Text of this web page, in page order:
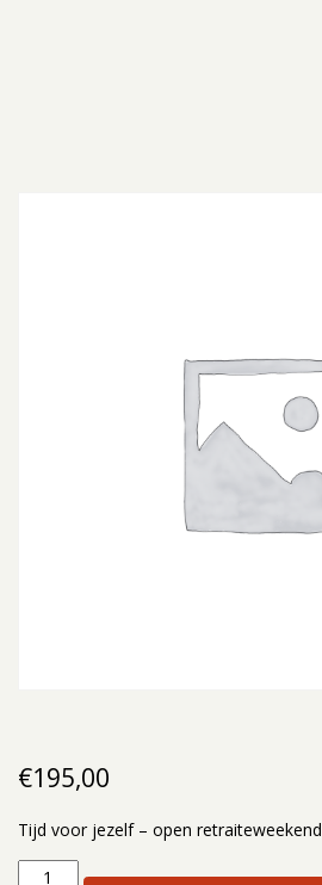
€195,00
Tijd voor jezelf – open retraiteweekend
Tijd